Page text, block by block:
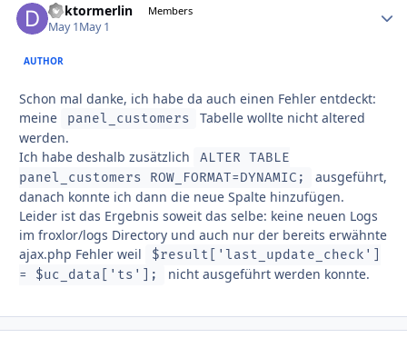
doktormerlin Members
May 1May 1
AUTHOR
Schon mal danke, ich habe da auch einen Fehler entdeckt:
meine
panel_customers
Tabelle wollte nicht altered
werden.
Ich habe deshalb zusätzlich
ALTER TABLE
panel_customers ROW_FORMAT=DYNAMIC;
ausgeführt,
danach konnte ich dann die neue Spalte hinzufügen.
Leider ist das Ergebnis soweit das selbe: keine neuen Logs
im froxlor/logs Directory und auch nur der bereits erwähnte
ajax.php Fehler weil
$result['last_update_check']
= $uc_data['ts'];
nicht ausgeführt werden konnte.